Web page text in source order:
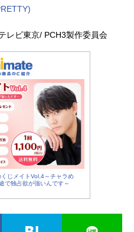
レビ東京/ PCH3製作委員会
くじメイトVol.4～チャラめ
で独占欲が強いんです～